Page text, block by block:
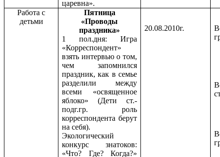
царевна».
Работа с
детьми
Пятница
«Проводы
праздника»
1 пол.дня: Игра
«Корреспондент»
взять интервью о том,
чем запомнился
праздник, как в семье
разделили между
всеми «освященное
яблоко» (Дети ст.-
подг.гр. роль
корреспондента берут
на себя).
Экологический
конкурс знатоков:
«Что? Где? Когда?»
20.08.2010г.